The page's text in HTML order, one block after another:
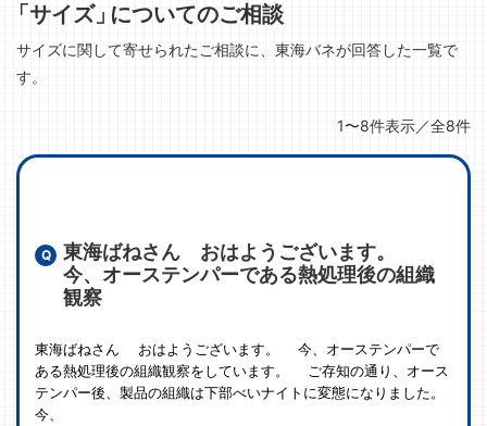
「サイズ」についてのご相談
サイズに関して寄せられたご相談に、東海バネが回答した一覧で
す。
1〜8件表示／全8件
東海ばねさん おはようございます。
今、オーステンパーである熱処理後の組織
観察
東海ばねさん おはようございます。 今、オーステンパーで
ある熱処理後の組織観察をしています。 ご存知の通り、オース
テンパー後、製品の組織は下部べいナイトに変態になりました。
今、